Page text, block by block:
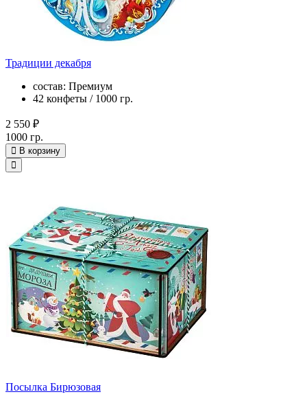
Традиции декабря
состав: Премиум
42 конфеты / 1000 гр.
2 550 ₽
1000 гр.
В корзину
Посылка Бирюзовая